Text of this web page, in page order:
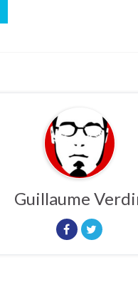
Guillaume